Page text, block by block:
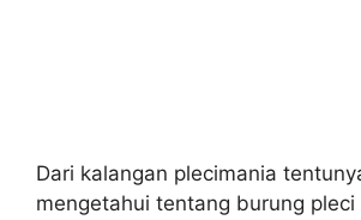
Dari kalangan plecimania
mengetahui tentang burung pleci